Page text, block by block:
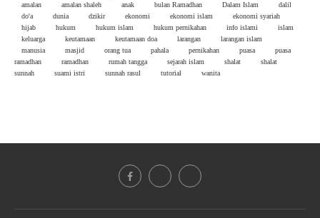
amalan
amalan shaleh anak bulan Ramadhan Dalam Islam
dalil
do'a
dunia dzikir ekonomi ekonomi islam
ekonomi syariah
hijab
hukum hukum islam hukum pernikahan info islami
islam
keluarga
keutamaan keutamaan doa larangan
larangan islam
manusia
masjid orang tua pahala pernikahan puasa
puasa
ramadhan
ramadhan rumah tangga sejarah islam shalat
shalat
sunnah
suami istri sunnah rasul tutorial wanita